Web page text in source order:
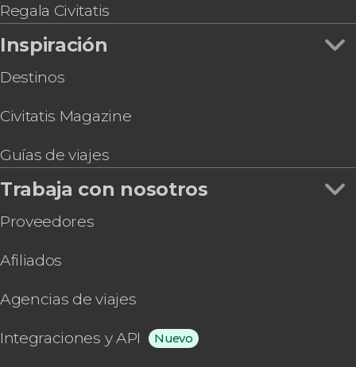
Regala Civitatis
Inspiración
Destinos
Civitatis Magazine
Guías de viajes
Trabaja con nosotros
Proveedores
Afiliados
Agencias de viajes
Integraciones y API Nuevo